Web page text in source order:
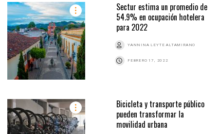
Sectur estima un promedio de
54.9% en ocupación hotelera
para 2022
YANNINA LEYTE ALTAMIRANO
FEBRERO 17, 2022
Bicicleta y transporte público
pueden transformar la
movilidad urbana